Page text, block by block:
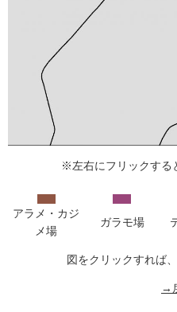
※左右にフリックする
アラメ・カジ
メ場
ガラモ場
図をクリックすれば
→